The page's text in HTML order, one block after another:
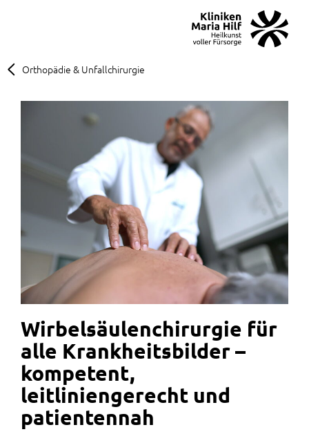
Orthopädie & Unfallchirurgie
Wirbelsäulenchirurgie für
alle Krankheitsbilder –
kompetent,
leitliniengerecht und
patientennah